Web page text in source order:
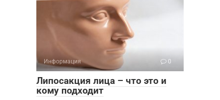
Информация 0
Липосакция лица – что это и
кому подходит